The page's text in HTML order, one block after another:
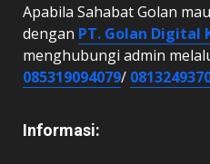
Apabila Sahabat Golan
dengan PT. Golan Digital
menghubungi admin
085319094079/
Informasi: